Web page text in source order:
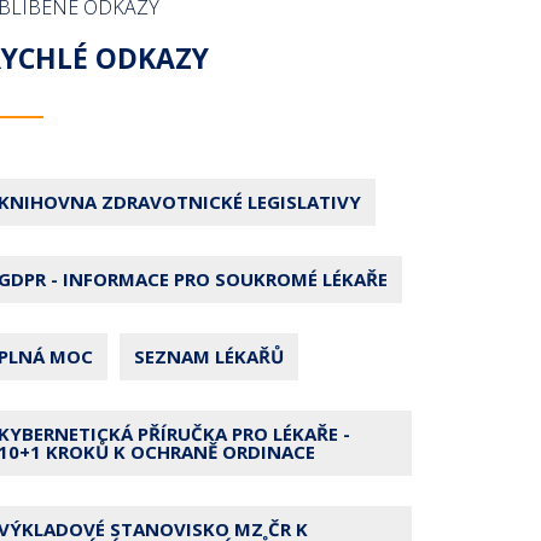
ODKAZY
ODKAZY
ZDRAVOTNICKÉ LEGISLATIVY
- INFORMACE PRO SOUKROMÉ LÉKAŘE
MOC SEZNAM LÉKAŘŮ
PŘÍRUČKA PRO LÉKAŘE -
KROKŮ K OCHRANĚ ORDINACE
STANOVISKO MZ ČR K